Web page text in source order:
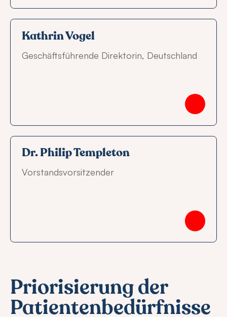
Kathrin Vogel
Geschäftsführende Direktorin, Deutschland
Dr. Philip Templeton
Vorstandsvorsitzender
Priorisierung der
Patientenbedürfnisse